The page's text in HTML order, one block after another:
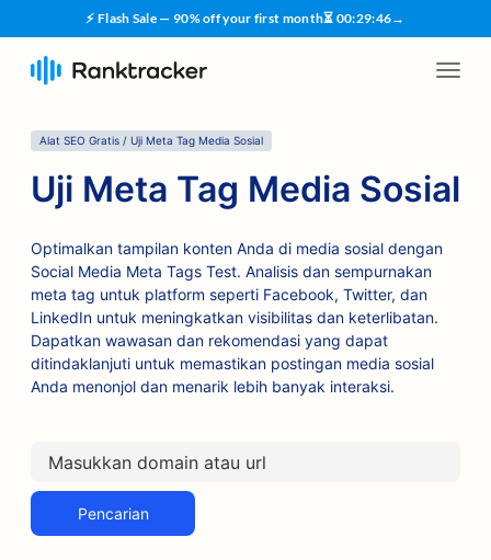
⚡ Flash Sale — 90% off your first month⏳ 00:29:45→
Alat SEO Gratis / Uji Meta Tag Media Sosial
Uji Meta Tag Media Sosial
Optimalkan tampilan konten Anda di media sosial dengan
Social Media Meta Tags Test. Analisis dan sempurnakan
meta tag untuk platform seperti Facebook, Twitter, dan
LinkedIn untuk meningkatkan visibilitas dan keterlibatan.
Dapatkan wawasan dan rekomendasi yang dapat
ditindaklanjuti untuk memastikan postingan media sosial
Anda menonjol dan menarik lebih banyak interaksi.
Pencarian